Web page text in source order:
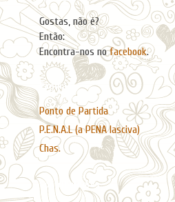
Gostas, não é?
Então:
Encontra-nos nofacebook.
Páginas
Ponto de Partida
P.E.N.A.L (a PENA lasciva)
Chas.
Contribuidores